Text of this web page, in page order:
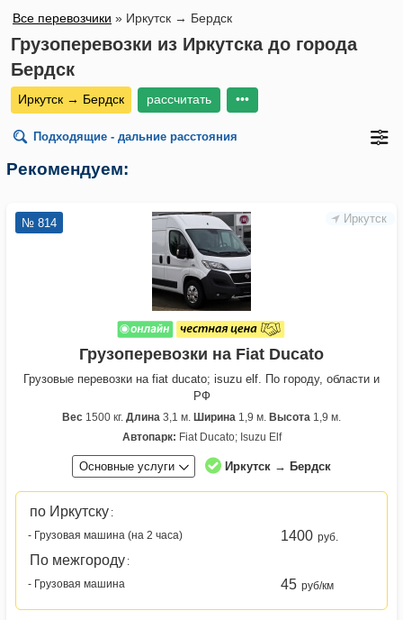
Все перевозчики » Иркутск → Бердск
Грузоперевозки из Иркутска до города
Бердск
Иркутск → Бердск рассчитать •••
Подходящие - дальние расстояния
Рекомендуем:
Иркутск
№ 814
Грузоперевозки на Fiat Ducato
Грузовые перевозки на fiat ducato; isuzu elf. По городу, области и
РФ
Вес 1500 кг. Длина 3,1 м. Ширина 1,9 м. Высота 1,9 м.
Автопарк: Fiat Ducato; Isuzu Elf
Основные услуги Иркутск → Бердск
по Иркутску :
- Грузовая машина (на 2 часа)
1400 руб.
По межгороду :
- Грузовая машина
45 руб/км